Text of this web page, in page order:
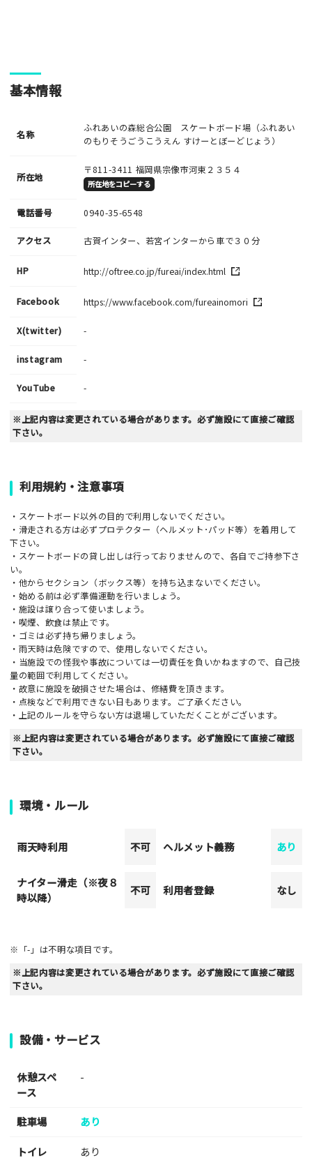
基本情報
名称
ふれあいの森総合公園 スケートボード場（ふれあい
のもりそうごうこうえん すけーとぼーどじょう）
所在地
〒811-3411 福岡県宗像市河東２３５４
所在地をコピーする
電話番号 0940-35-6548
アクセス 古賀インター、若宮インターから車で３０分
HP http://oftree.co.jp/fureai/index.html
Facebook https://www.facebook.com/fureainomori
X(twitter) -
instagram -
YouTube -
※上記内容は変更されている場合があります。必ず施設にて直接ご確認
下さい。
利用規約・注意事項
・スケートボード以外の目的で利用しないでください。
・滑走される方は必ずプロテクター（ヘルメット･パッド等）を着用して
下さい。
・スケートボードの貸し出しは行っておりませんので、各自でご持参下さ
い。
・他からセクション（ボックス等）を持ち込まないでください。
・始める前は必ず準備運動を行いましょう。
・施設は譲り合って使いましょう。
・喫煙、飲食は禁止です。
・ゴミは必ず持ち帰りましょう。
・雨天時は危険ですので、使用しないでください。
・当施設での怪我や事故については一切責任を負いかねますので、自己技
量の範囲で利用してください。
・故意に施設を破損させた場合は、修繕費を頂きます。
・点検などで利用できない日もあります。ご了承ください。
・上記のルールを守らない方は退場していただくことがございます。
※上記内容は変更されている場合があります。必ず施設にて直接ご確認
下さい。
環境・ルール
雨天時利用 不可 ヘルメット義務 あり
ナイター滑走（※夜８
時以降）
不可 利用者登録 なし
※「-」は不明な項目です。
※上記内容は変更されている場合があります。必ず施設にて直接ご確認
下さい。
設備・サービス
休憩スペ
ース
-
駐車場 あり
トイレ あり